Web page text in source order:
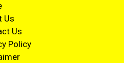
Us
Us
Policy